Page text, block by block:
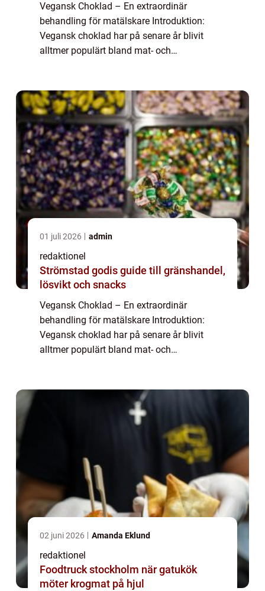
Vegansk Choklad – En extraordinär
behandling för matälskare Introduktion:
Vegansk choklad har på senare år blivit
alltmer populärt bland mat- och
choklad ä...
01 juli 2026 admin
redaktionel
Strömstad godis guide till gränshandel,
lösvikt och snacks
Vegansk Choklad – En extraordinär
behandling för matälskare Introduktion:
Vegansk choklad har på senare år blivit
alltmer populärt bland mat- och
02 juni 2026 Amanda Eklund
redaktionel
Foodtruck stockholm när gatukök
möter krogmat på hjul